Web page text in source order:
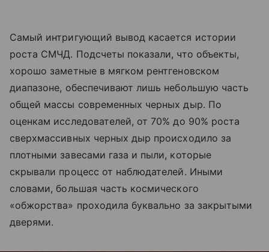
Самый интригующий вывод касается истории
роста СМЧД. Подсчеты показали, что объекты,
хорошо заметные в мягком рентгеновском
диапазоне, обеспечивают лишь небольшую часть
общей массы современных черных дыр. По
оценкам исследователей, от 70% до 90% роста
сверхмассивных черных дыр происходило за
плотными завесами газа и пыли, которые
скрывали процесс от наблюдателей. Иными
словами, большая часть космического
«обжорства» проходила буквально за закрытыми
дверями.